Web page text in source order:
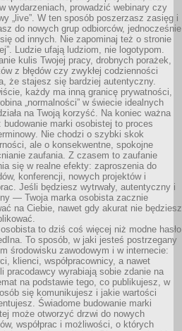
w wydarzeniach, prowadzić webinary czy
„live”. W ten sposób poszerzasz zasięg i
do nowych grup odbiorców, jednocześnie
od innych. Nie zapominaj też o stronie
Ludzie ufają ludziom, nie logotypom.
kulis Twojej pracy, drobnych porażek,
z błędów czy zwykłej codzienności
że stajesz się bardziej autentyczny.
każdy ma inną granicę prywatności,
„normalności” w świecie idealnych
na Twoją korzyść. Na koniec ważna
budowanie marki osobistej to proces
Nie chodzi o szybki skok
ale o konsekwentne, spokojne
zaufania. Z czasem to zaufanie
się w realne efekty: zaproszenia do
konferencji, nowych projektów i
Jeśli będziesz wytrwały, autentyczny i
— Twoja marka osobista zacznie
na Ciebie, nawet gdy akurat nie będziesz
to dziś coś więcej niż modne hasło
To sposób, w jaki jesteś postrzegany
środowisku zawodowym i w internecie:
klienci, współpracownicy, a nawet
pracodawcy wyrabiają sobie zdanie na
na podstawie tego, co publikujesz, w
się komunikujesz i jakie wartości
Świadome budowanie marki
może otworzyć drzwi do nowych
współprac i możliwości, o których